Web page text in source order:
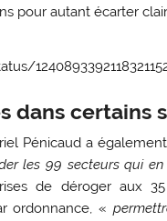
pour autant écarter
dans certains
Pénicaud a
les 99 secteurs qui en
de déroger aux
ordonnance, «